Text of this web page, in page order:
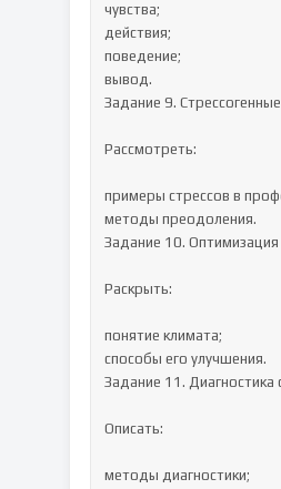
чувства;
действия;
поведение;
вывод.
Задание 9.
Рассмотреть:
примеры стрессов в
методы преодоления.
Задание 10. Оптимизация
Раскрыть:
понятие климата;
способы его улучшения.
Задание 11.
Описать:
методы диагностики;